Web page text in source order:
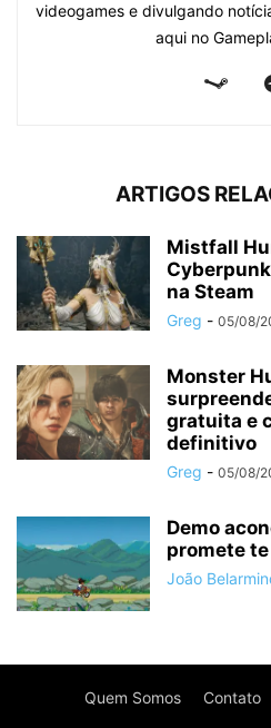
videogames e divulgando
aqui no
ARTIGOS
Mistfall
na Steam
Greg - 05/08/
Monster
gratuita e
definitivo
Greg - 05/08/
Demo
promete
João
Quem Somos Contato